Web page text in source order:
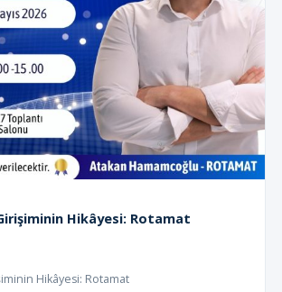
Hikâyesi: Rotamat
Hikâyesi: Rotamat